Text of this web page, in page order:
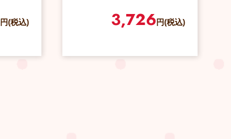
円(税込) 3,726 円(税込)